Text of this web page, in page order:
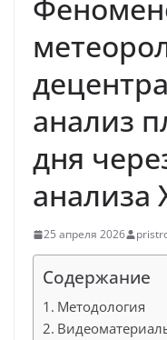
анализ
дня
анализа
25 апреля 2026
Содержание
Методология